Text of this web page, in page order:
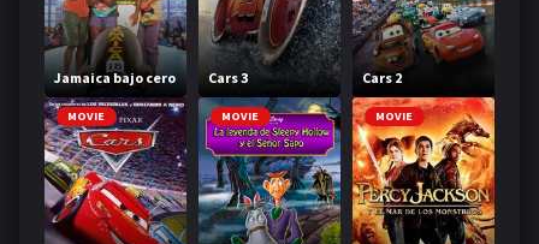
Jamaica bajo cero Cars 3 Cars 2
MOVIE MOVIE MOVIE